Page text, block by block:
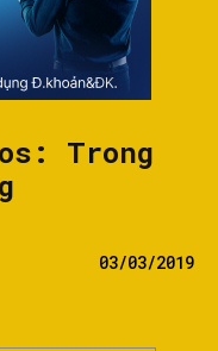
Trong
03/03/2019